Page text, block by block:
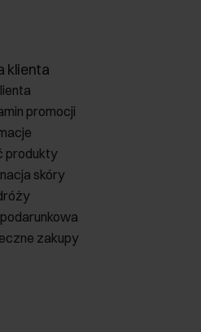
klienta
promocji
produkty
skóry
zakupy